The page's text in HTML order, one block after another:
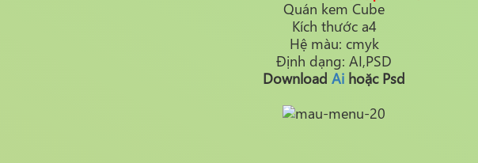
Quán kem Cube
Kích thước a4
Hệ màu: cmyk
Định dạng: AI,PSD
Download Ai hoặc Psd